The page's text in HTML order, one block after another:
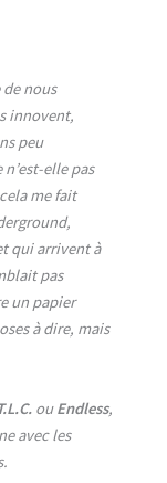
nous
innovent,
peu
elle pas
me fait
qui arrivent à
pas
un papier
à dire, mais
ouEndless,
avec les